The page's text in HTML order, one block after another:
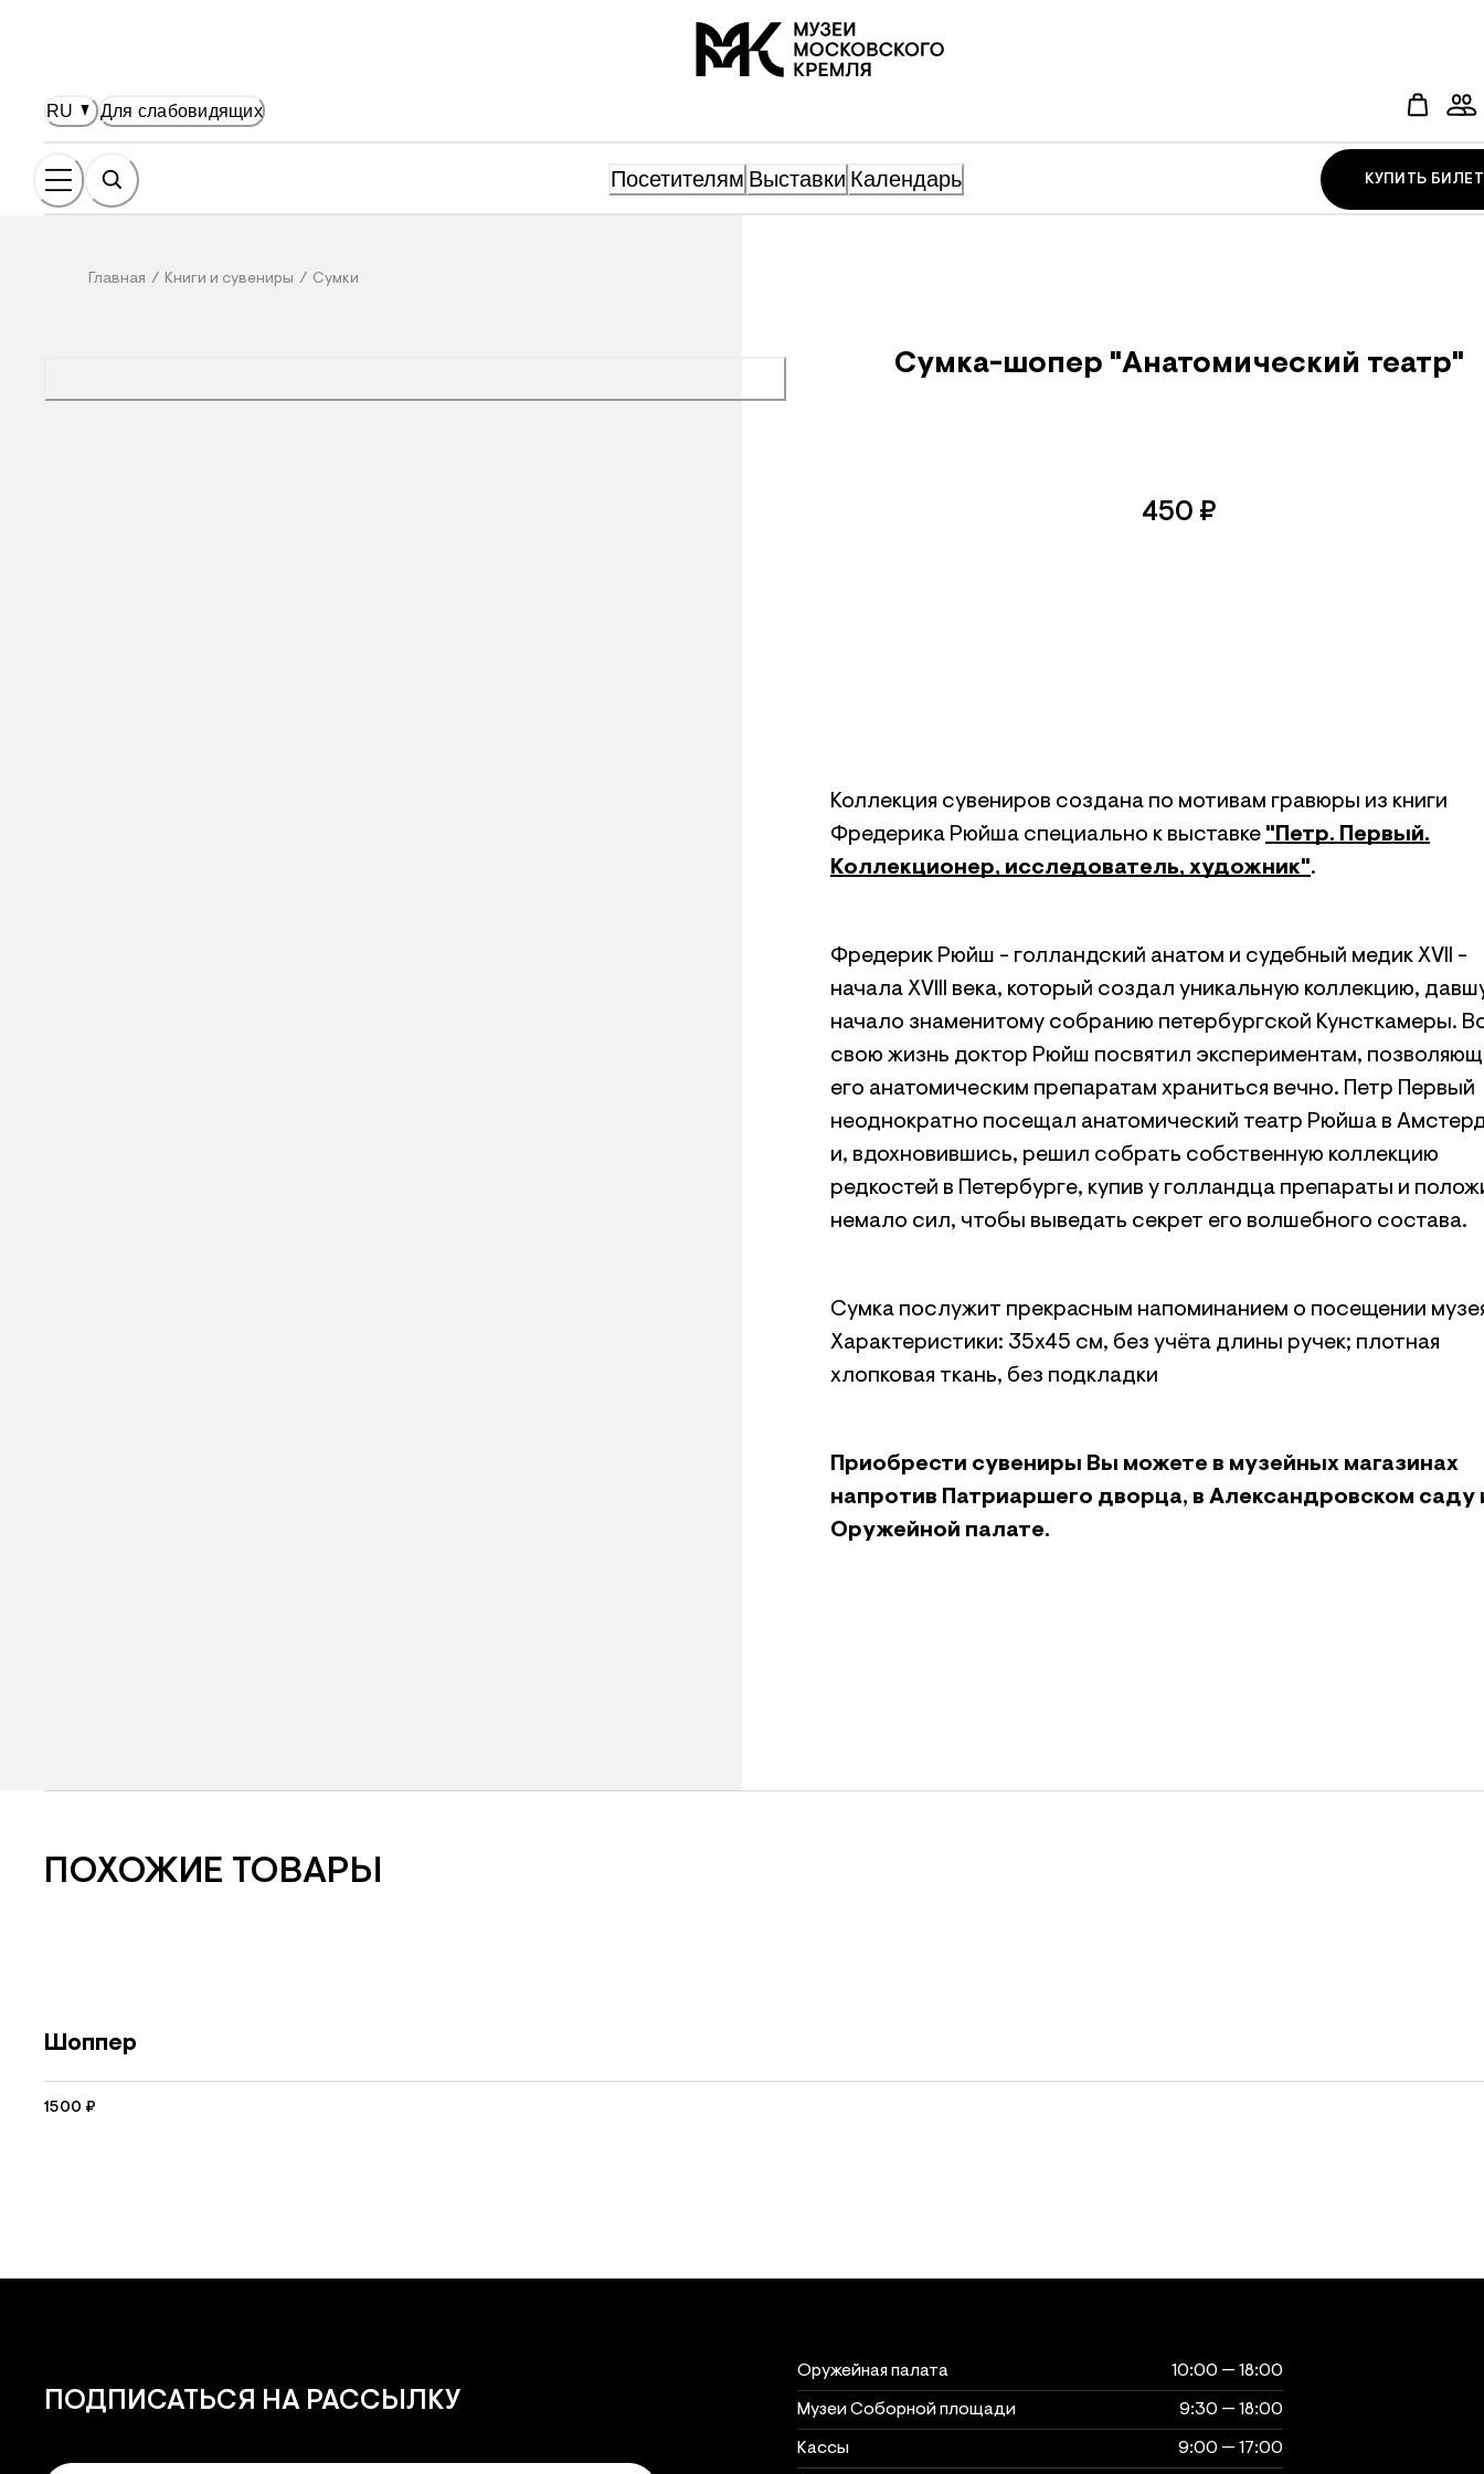
RU Для слабовидящих
На главную
Посетителям Выставки Календарь КУПИТЬ БИЛЕТ
Главная / Книги и сувениры / Сумки
Сумка-шопер "Анатомический театр"
450 ₽
Коллекция сувениров создана по мотивам гравюры из книги
Фредерика Рюйша специально к выставке "Петр. Первый.
Коллекционер, исследователь, художник".
Фредерик Рюйш - голландский анатом и судебный медик XVII -
начала XVIII века, который создал уникальную коллекцию,
начало знаменитому собранию петербургской Кунсткамеры.
свою жизнь доктор Рюйш посвятил экспериментам,
его анатомическим препаратам храниться вечно. Петр Первый
неоднократно посещал анатомический театр Рюйша в
и, вдохновившись, решил собрать собственную коллекцию
редкостей в Петербурге, купив у голландца препараты и
немало сил, чтобы выведать секрет его волшебного состава.
Сумка послужит прекрасным напоминанием о посещении
Характеристики: 35х45 см, без учёта длины ручек; плотная
хлопковая ткань, без подкладки
Приобрести сувениры Вы можете в музейных магазинах
напротив Патриаршего дворца, в Александровском саду
Оружейной палате.
ПОХОЖИЕ ТОВАРЫ
Шоппер
1500 ₽
ПОДПИСАТЬСЯ НА РАССЫЛКУ
Часы работы объектов музея
Объект Часы работы
Оружейная палата 10:00 — 18:00
Музеи Соборной площади 9:30 — 18:00
Кассы 9:00 — 17:00